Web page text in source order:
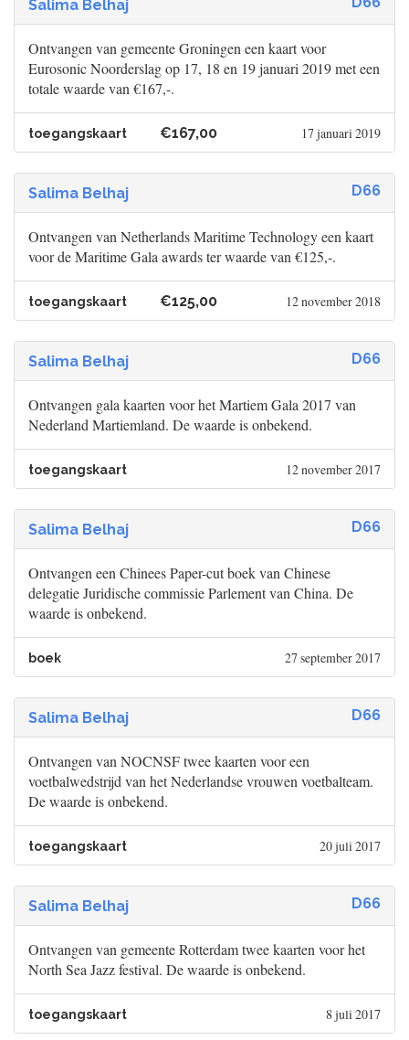
Salima Belhaj
Ontvangen van gemeente Groningen een kaart voor
Eurosonic Noorderslag op 17, 18 en 19 januari 2019 met een
totale waarde van €167,-.
toegangskaart €167,00 17 januari 2019
Salima Belhaj D66
Ontvangen van Netherlands Maritime Technology een kaart
voor de Maritime Gala awards ter waarde van €125,-.
toegangskaart €125,00 12 november 2018
Salima Belhaj D66
Ontvangen gala kaarten voor het Martiem Gala 2017 van
Nederland Martiemland. De waarde is onbekend.
toegangskaart 12 november 2017
Salima Belhaj D66
Ontvangen een Chinees Paper-cut boek van Chinese
delegatie Juridische commissie Parlement van China. De
waarde is onbekend.
boek 27 september 2017
Salima Belhaj D66
Ontvangen van NOCNSF twee kaarten voor een
voetbalwedstrijd van het Nederlandse vrouwen voetbalteam.
De waarde is onbekend.
toegangskaart 20 juli 2017
Salima Belhaj D66
Ontvangen van gemeente Rotterdam twee kaarten voor het
North Sea Jazz festival. De waarde is onbekend.
toegangskaart 8 juli 2017